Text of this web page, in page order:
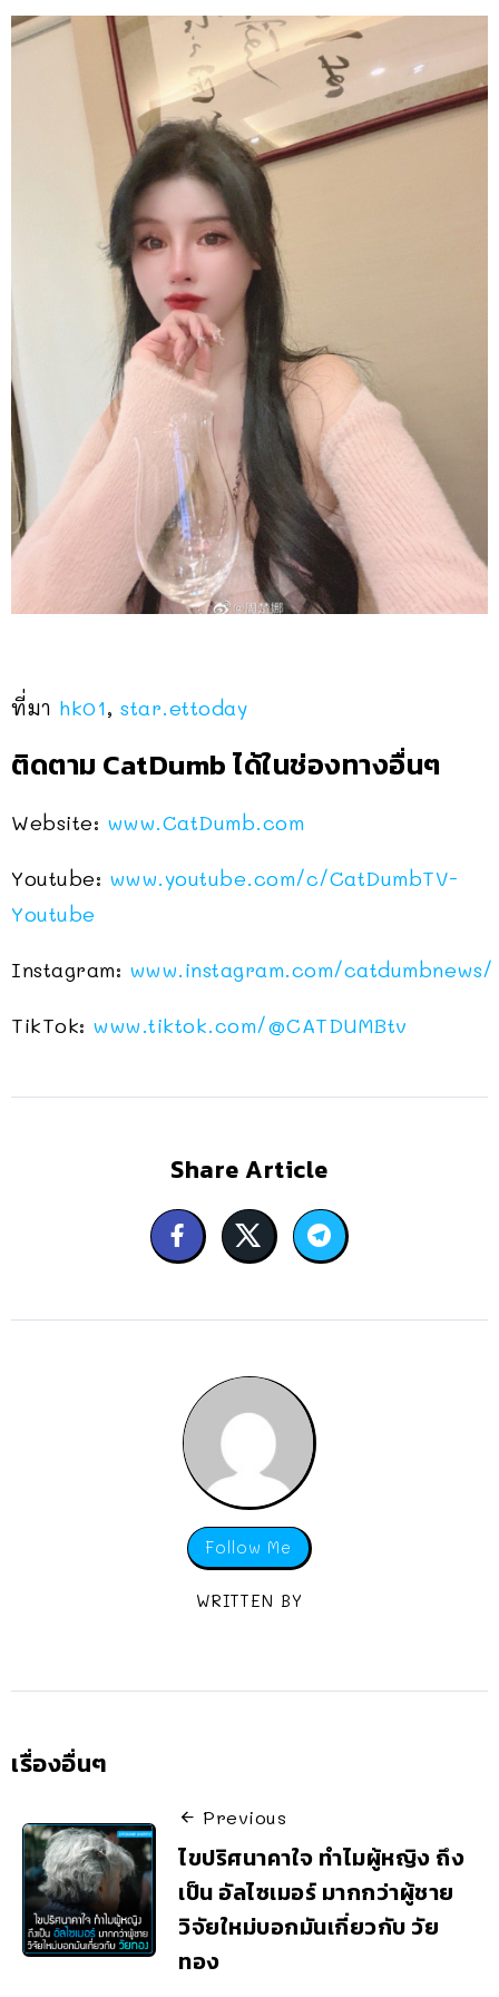
ที่มา hk01, star.ettoday
ติดตาม CatDumb ได้ในช่องทางอื่นๆ
Website: www.CatDumb.com
Youtube: www.youtube.com/c/CatDumbTV-
Youtube
Instagram: www.instagram.com/catdumbnews/
TikTok: www.tiktok.com/@CATDUMBtv
Share Article
Follow Me
WRITTEN BY
เรื่องอื่นๆ
Previous
ไขปริศนาคาใจ ทำไมผู้หญิง ถึง
เป็น อัลไซเมอร์ มากกว่าผู้ชาย
วิจัยใหม่บอกมันเกี่ยวกับ วัย
ทอง